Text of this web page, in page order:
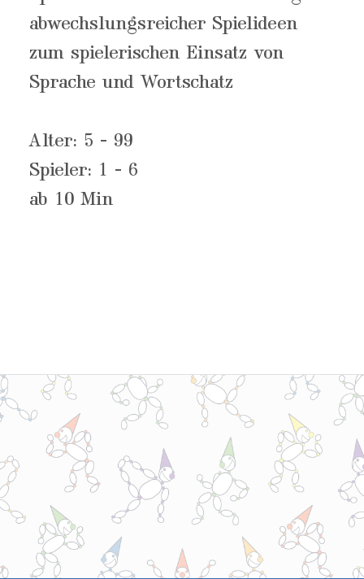
abwechslungsreicher Spielideen
zum spielerischen Einsatz von
Sprache und Wortschatz
Alter: 5 - 99
Spieler: 1 - 6
ab 10 Min